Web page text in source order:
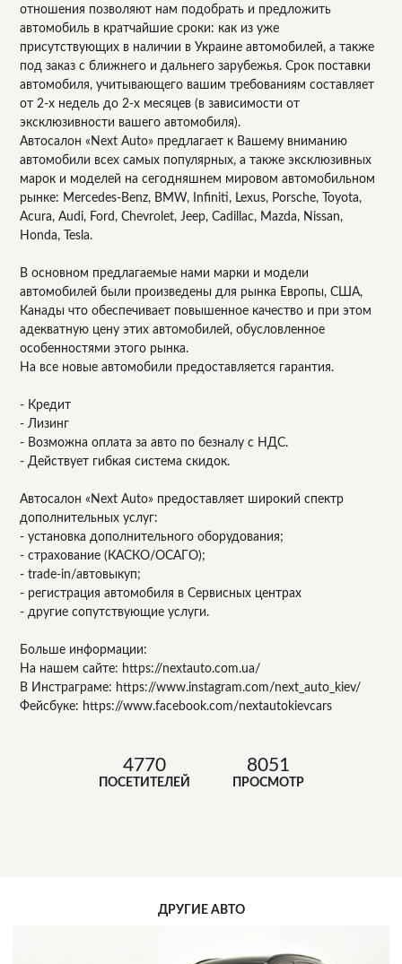
отношения позволяют нам подобрать и предложить
автомобиль в кратчайшие сроки: как из уже
присутствующих в наличии в Украине автомобилей, а также
под заказ с ближнего и дальнего зарубежья. Срок поставки
автомобиля, учитывающего вашим требованиям составляет
от 2-х недель до 2-х месяцев (в зависимости от
эксклюзивности вашего автомобиля).
Автосалон «Next Auto» предлагает к Вашему вниманию
автомобили всех самых популярных, а также эксклюзивных
марок и моделей на сегодняшнем мировом автомобильном
рынке: Mercedes-Benz, BMW, Infiniti, Lexus, Porsche, Toyota,
Acura, Audi, Ford, Chevrolet, Jeep, Cadillac, Mazda, Nissan,
Honda, Tesla.
В основном предлагаемые нами марки и модели
автомобилей были произведены для рынка Европы, США,
Канады что обеспечивает повышенное качество и при этом
адекватную цену этих автомобилей, обусловленное
особенностями этого рынка.
На все новые автомобили предоставляется гарантия.
- Кредит
- Лизинг
- Возможна оплата за авто по безналу с НДС.
- Действует гибкая система скидок.
Автосалон «Next Auto» предоставляет широкий спектр
дополнительных услуг:
- установка дополнительного оборудования;
- страхование (КАСКО/ОСАГО);
- trade-in/автовыкуп;
- регистрация автомобиля в Сервисных центрах
- другие сопутствующие услуги.
Больше информации:
На нашем сайте: https://nextauto.com.ua/
В Инстраграме: https://www.instagram.com/next_auto_kiev/
Фейсбуке: https://www.facebook.com/nextautokievcars
4770
ПОСЕТИТЕЛЕЙ
8051
ПРОСМОТР
ДРУГИЕ АВТО